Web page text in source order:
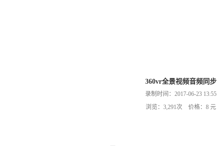
360vr全景视频音频同步
录制时间：2017-06-23 13:55
浏览：3,291次 价格：8 元